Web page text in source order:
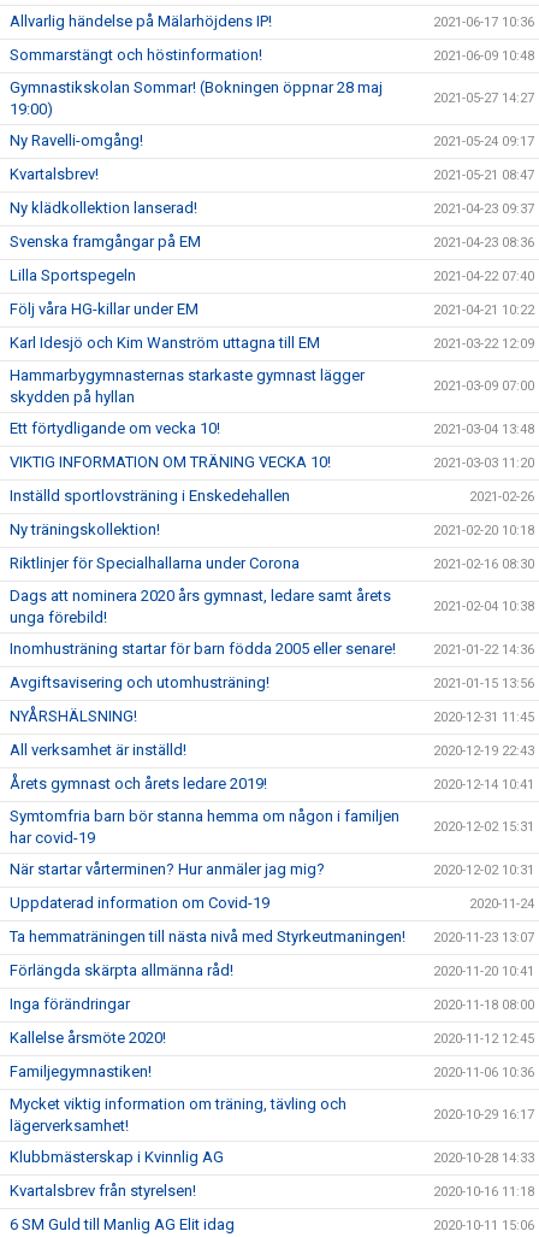
Allvarlig händelse på Mälarhöjdens IP! 2021-06-17 10:36
Sommarstängt och höstinformation! 2021-06-09 10:48
Gymnastikskolan Sommar! (Bokningen öppnar 28 maj
19:00)
2021-05-27 14:27
Ny Ravelli-omgång! 2021-05-24 09:17
Kvartalsbrev! 2021-05-21 08:47
Ny klädkollektion lanserad! 2021-04-23 09:37
Svenska framgångar på EM 2021-04-23 08:36
Lilla Sportspegeln 2021-04-22 07:40
Följ våra HG-killar under EM 2021-04-21 10:22
Karl Idesjö och Kim Wanström uttagna till EM 2021-03-22 12:09
Hammarbygymnasternas starkaste gymnast lägger
skydden på hyllan
2021-03-09 07:00
Ett förtydligande om vecka 10! 2021-03-04 13:48
VIKTIG INFORMATION OM TRÄNING VECKA 10! 2021-03-03 11:20
Inställd sportlovsträning i Enskedehallen 2021-02-26
Ny träningskollektion! 2021-02-20 10:18
Riktlinjer för Specialhallarna under Corona 2021-02-16 08:30
Dags att nominera 2020 års gymnast, ledare samt årets
unga förebild!
2021-02-04 10:38
Inomhusträning startar för barn födda 2005 eller senare! 2021-01-22 14:36
Avgiftsavisering och utomhusträning! 2021-01-15 13:56
NYÅRSHÄLSNING! 2020-12-31 11:45
All verksamhet är inställd! 2020-12-19 22:43
Årets gymnast och årets ledare 2019! 2020-12-14 10:41
Symtomfria barn bör stanna hemma om någon i familjen
har covid-19
2020-12-02 15:31
När startar vårterminen? Hur anmäler jag mig? 2020-12-02 10:31
Uppdaterad information om Covid-19 2020-11-24
Ta hemmaträningen till nästa nivå med Styrkeutmaningen! 2020-11-23 13:07
Förlängda skärpta allmänna råd! 2020-11-20 10:41
Inga förändringar 2020-11-18 08:00
Kallelse årsmöte 2020! 2020-11-12 12:45
Familjegymnastiken! 2020-11-06 10:36
Mycket viktig information om träning, tävling och
lägerverksamhet!
2020-10-29 16:17
Klubbmästerskap i Kvinnlig AG 2020-10-28 14:33
Kvartalsbrev från styrelsen! 2020-10-16 11:18
6 SM Guld till Manlig AG Elit idag 2020-10-11 15:06